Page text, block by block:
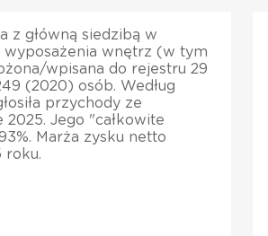
z główną siedzibą w
wyposażenia wnętrz (w tym
wpisana do rejestru 29
(2020) osób. Według
przychody ze
Jego "całkowite
Marża zysku netto
roku.